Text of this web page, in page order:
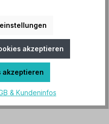
akzeptieren
akzeptieren
& Kundeninfos